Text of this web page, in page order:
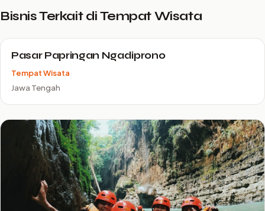
Bisnis Terkait di Tempat Wisata
Pasar Papringan Ngadiprono
Tempat Wisata
Jawa Tengah